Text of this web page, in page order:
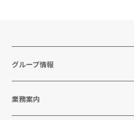
グループ情報
業務案内